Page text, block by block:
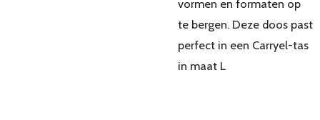
vormen en formaten op
te bergen. Deze doos past
perfect in een Carryel-tas
in maat L